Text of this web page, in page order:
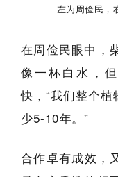
左为周俭民，
在周俭民眼中，
像一杯白水，
快，“我们整个
少5-10年。”
合作卓有成效，